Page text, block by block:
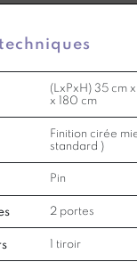
(LxPxH) 35 cm
x 180 cm
Finition cirée
standard )
Pin
2 portes
1 tiroir